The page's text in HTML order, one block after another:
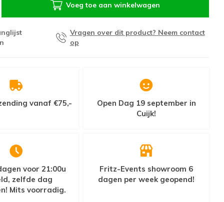
Voeg toe aan winkelwagen
Vragen over dit product? Neem contact
op
vanaf €75,-
Open Dag 19 september in
Cuijk!
voor 21:00u
zelfde dag
Mits voorradig.
Fritz-Events showroom 6
dagen per week geopend!